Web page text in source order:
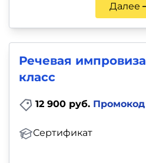
Далее
Речевая
класс
12 900 руб. Промокод
Сертификат